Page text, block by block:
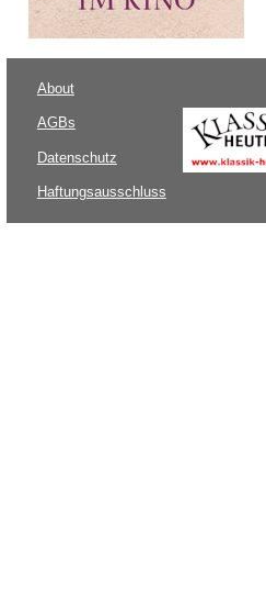
About
AGBs
Datenschutz
Haftungsausschluss